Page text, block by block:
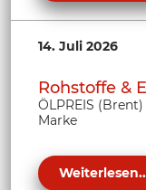
14. Juli 2026
Rohstoffe &
ÖLPREIS
Marke